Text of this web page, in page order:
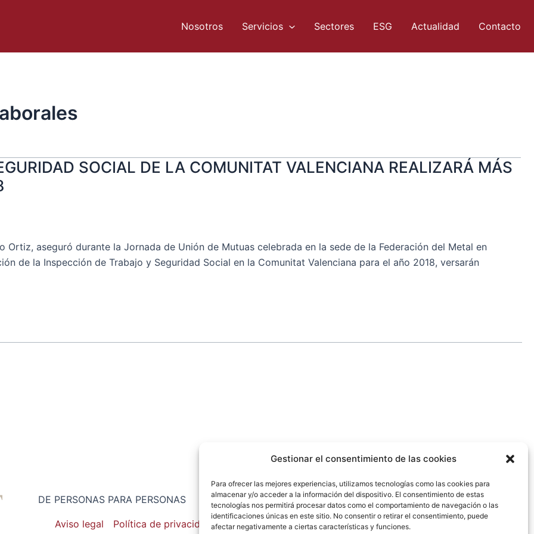
Gestionar el consentimiento de las cookies
Para ofrecer las mejores experiencias, utilizamos tecnologías como las cookies para
almacenar y/o acceder a la información del dispositivo. El consentimiento de estas
tecnologías nos permitirá procesar datos como el comportamiento de navegación o las
identificaciones únicas en este sitio. No consentir o retirar el consentimiento, puede
afectar negativamente a ciertas características y funciones.
Nosotros Servicios Sectores ESG Actualidad Contacto
SOCIAL DE LA COMUNITAT VALENCIANA REALIZARÁ MÁS
aseguró durante la Jornada de Unión de Mutuas celebrada en la sede de la Federación del Metal en
de la Inspección de Trabajo y Seguridad Social en la Comunitat Valenciana para el año 2018, versarán
DE PERSONAS PARA PERSONAS
Aviso legal
Política de privacidad
L
i